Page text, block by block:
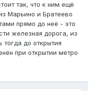
так, что к ним ещё
Марьино и Братеево
прямо до неё - это
железная дорога, из
тогда до открытия
при открытии метро